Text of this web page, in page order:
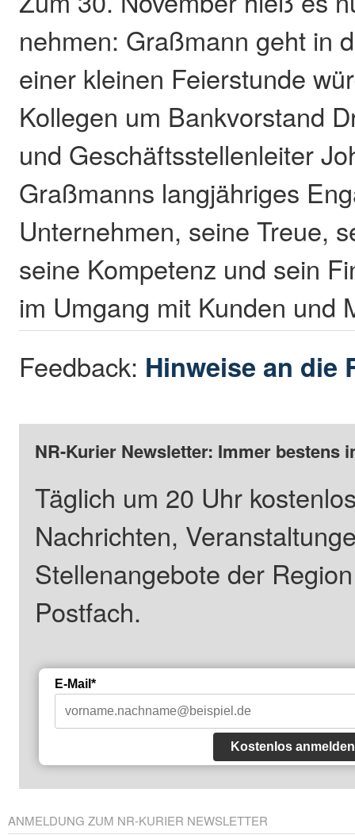
nehmen: Graßmann geht in
einer kleinen Feierstunde
Kollegen um Bankvorstand
und Geschäftsstellenleiter
Graßmanns langjähriges
Unternehmen, seine Treue,
seine Kompetenz und sein
im Umgang mit Kunden und
Feedback: Hinweise an die
NR-Kurier Newsletter: Immer bestens
Täglich um 20 Uhr
Nachrichten,
Stellenangebote der
Postfach.
E-Mail*
Kostenlos anmelden
ANMELDUNG ZUM NR-KURIER NEWSLETTER